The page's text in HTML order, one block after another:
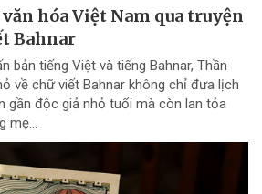
hóa Việt Nam qua truyện
Bahnar
bản tiếng Việt và tiếng Bahnar, Thần
về chữ viết Bahnar không chỉ đưa lịch
gần độc giả nhỏ tuổi mà còn lan tỏa
mẹ...